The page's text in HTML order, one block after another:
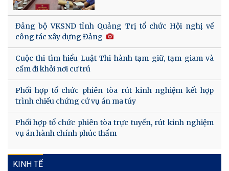
Đảng bộ VKSND tỉnh Quảng Trị tổ chức Hội nghị về
công tác xây dựng Đảng
Cuộc thi tìm hiểu Luật Thi hành tạm giữ, tạm giam và
cấm đi khỏi nơi cư trú
Phối hợp tổ chức phiên tòa rút kinh nghiệm kết hợp
trình chiếu chứng cứ vụ án ma túy
Phối hợp tổ chức phiên tòa trực tuyến, rút kinh nghiệm
vụ án hành chính phúc thẩm
KINH TẾ